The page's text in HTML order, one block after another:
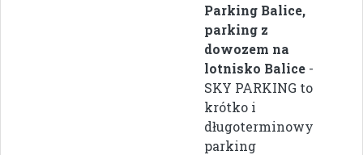
Parking Balice,
parking z
dowozem na
lotnisko Balice -
SKY PARKING to
krótko i
długoterminowy
parking